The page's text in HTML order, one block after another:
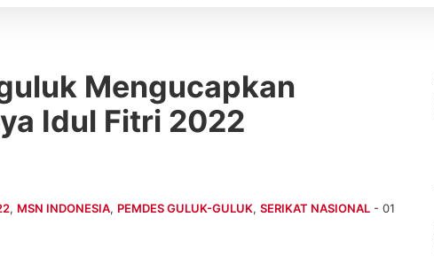
Mengucapkan
Idul Fitri 2022
, MSN INDONESIA, PEMDES GULUK-GULUK, SERIKAT NASIONAL- 01